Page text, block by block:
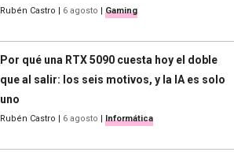
Rubén Castro 6 agosto Gaming
Por qué una RTX 5090 cuesta hoy el doble
que al salir: los seis motivos, y la IA es solo
uno
Rubén Castro 6 agosto Informática